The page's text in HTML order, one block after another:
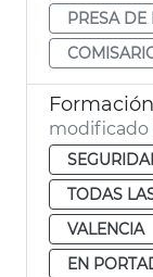
PRESA DE
modificado
TODAS
VALENCIA
EN